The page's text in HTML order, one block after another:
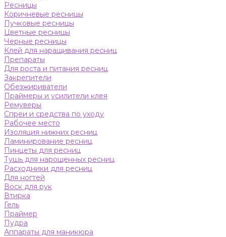
Ресницы
Коричневые ресницы
Пучковые ресницы
Цветные ресницы
Черные ресницы
Клей для наращивания ресниц
Препараты
Для роста и питания ресниц
Закрепители
Обезжириватели
Праймеры и усилители клея
Ремуверы
Спреи и средства по уходу
Рабочее место
Изоляция нижних ресниц
Ламинирование ресниц
Пинцеты для ресниц
Тушь для нарощенных ресниц
Расходники для ресниц
Для ногтей
Воск для рук
Втирка
Гель
Праймер
Пудра
Аппараты для маникюра